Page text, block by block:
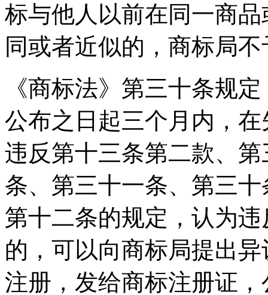
标与他人以前在同一商
同或者近似的，商标局
《商标法》第三十条规
公布之日起三个月内，
违反第十三条第二款、
条、第三十一条、第三
第十二条的规定，认为
的，可以向商标局提出
注册，发给商标注册证